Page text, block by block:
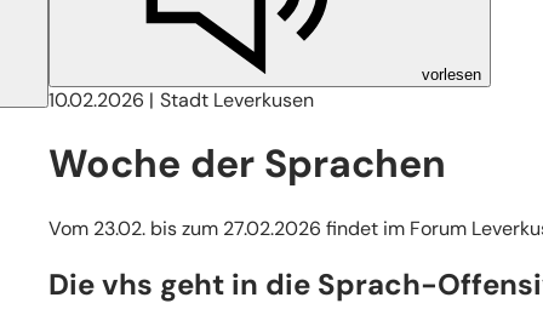
vorlesen
10.02.2026 Stadt Leverkusen
Woche der Sprachen
Vom 23.02. bis zum 27.02.2026 findet im Forum
Die vhs geht in die Sprach-